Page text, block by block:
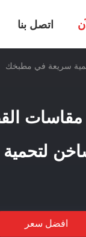
اتصل بنا
93 مقاسات
افضل سعر